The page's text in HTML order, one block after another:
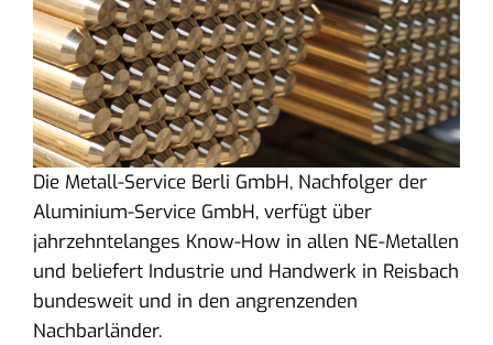
Die Metall-Service Berli GmbH, Nachfolger der
Aluminium-Service GmbH, verfügt über
jahrzehntelanges Know-How in allen NE-Metallen
und beliefert Industrie und Handwerk in Reisbach
bundesweit und in den angrenzenden
Nachbarländer.